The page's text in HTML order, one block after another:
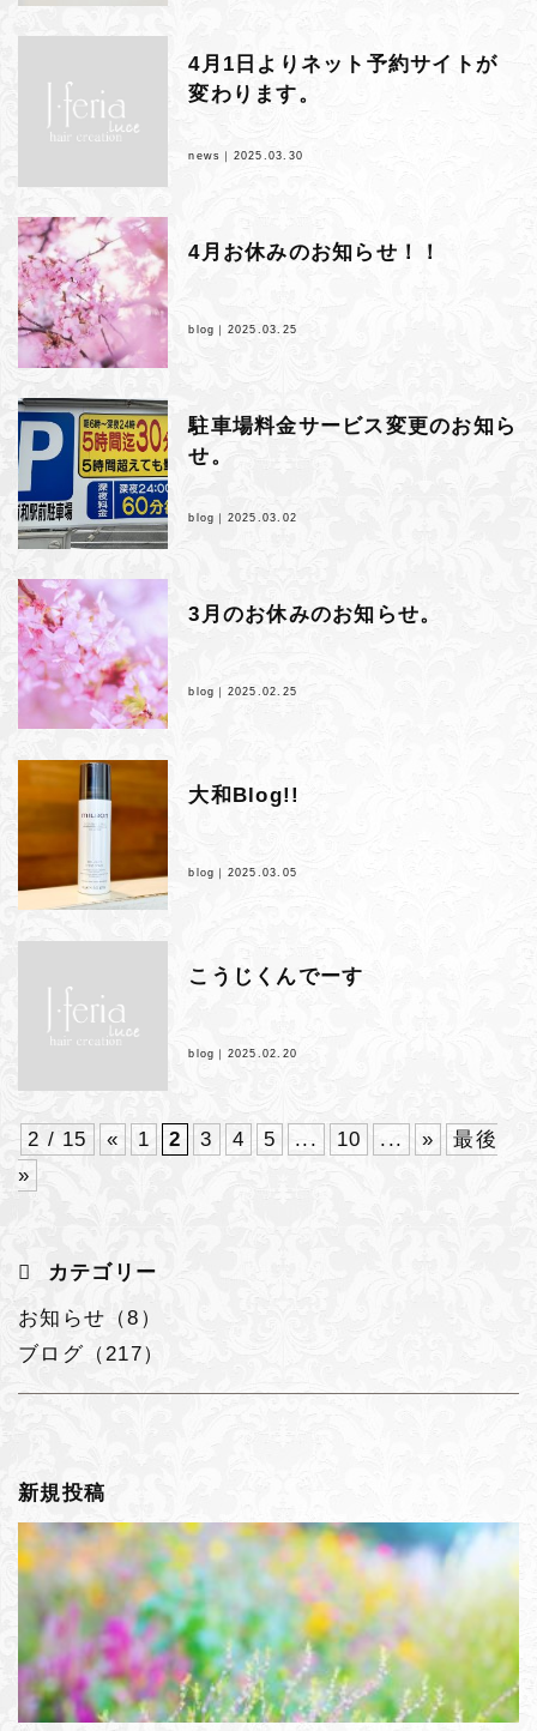
カテゴリー
お知らせ（8）
ブログ（217）
4月1日よりネット予約サイトが
変わります。
news｜ 2025.03.30
4月お休みのお知らせ！！
blog｜ 2025.03.25
駐車場料金サービス変更のお知ら
せ。
blog｜ 2025.03.02
3月のお休みのお知らせ。
blog｜ 2025.02.25
大和Blog!!
blog｜ 2025.03.05
こうじくんでーす
blog｜ 2025.02.20
2 / 15 « 1 2 3 4 5 ... 10 ... »
最後
»
新規投稿